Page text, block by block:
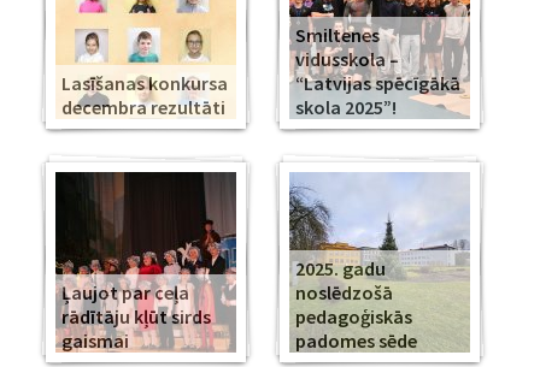
Lasīšanas konkursa
decembra rezultāti
Smiltenes
vidusskola –
“Latvijas spēcīgākā
skola 2025”!
Ļaujot par ceļa
rādītāju kļūt sirds
gaismai
2025. gadu
noslēdzošā
pedagoģiskās
padomes sēde